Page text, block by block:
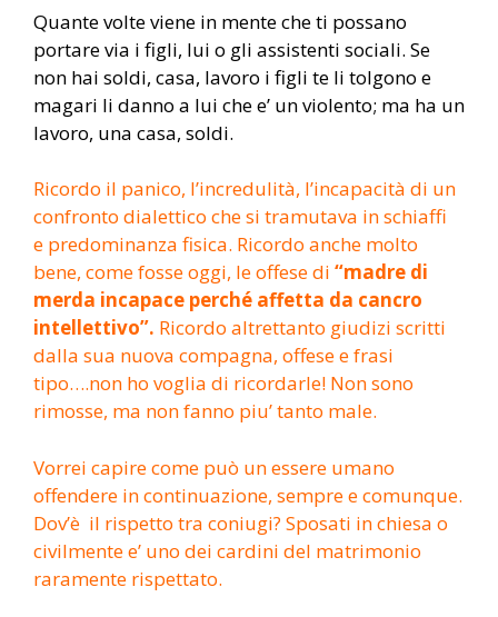
Quante volte viene in mente che ti possano
portare via i figli, lui o gli assistenti sociali. Se
non hai soldi, casa, lavoro i figli te li tolgono e
magari li danno a lui che e’ un violento; ma ha un
lavoro, una casa, soldi.
Ricordo il panico, l’incredulità, l’incapacità di un
confronto dialettico che si tramutava in schiaffi
e predominanza fisica. Ricordo anche molto
bene, come fosse oggi, le offese di “madre di
merda incapace perché affetta da cancro
intellettivo”. Ricordo altrettanto giudizi scritti
dalla sua nuova compagna, offese e frasi
tipo….non ho voglia di ricordarle! Non sono
rimosse, ma non fanno piu’ tanto male.
Vorrei capire come può un essere umano
offendere in continuazione, sempre e comunque.
Dov’è il rispetto tra coniugi? Sposati in chiesa o
civilmente e’ uno dei cardini del matrimonio
raramente rispettato.